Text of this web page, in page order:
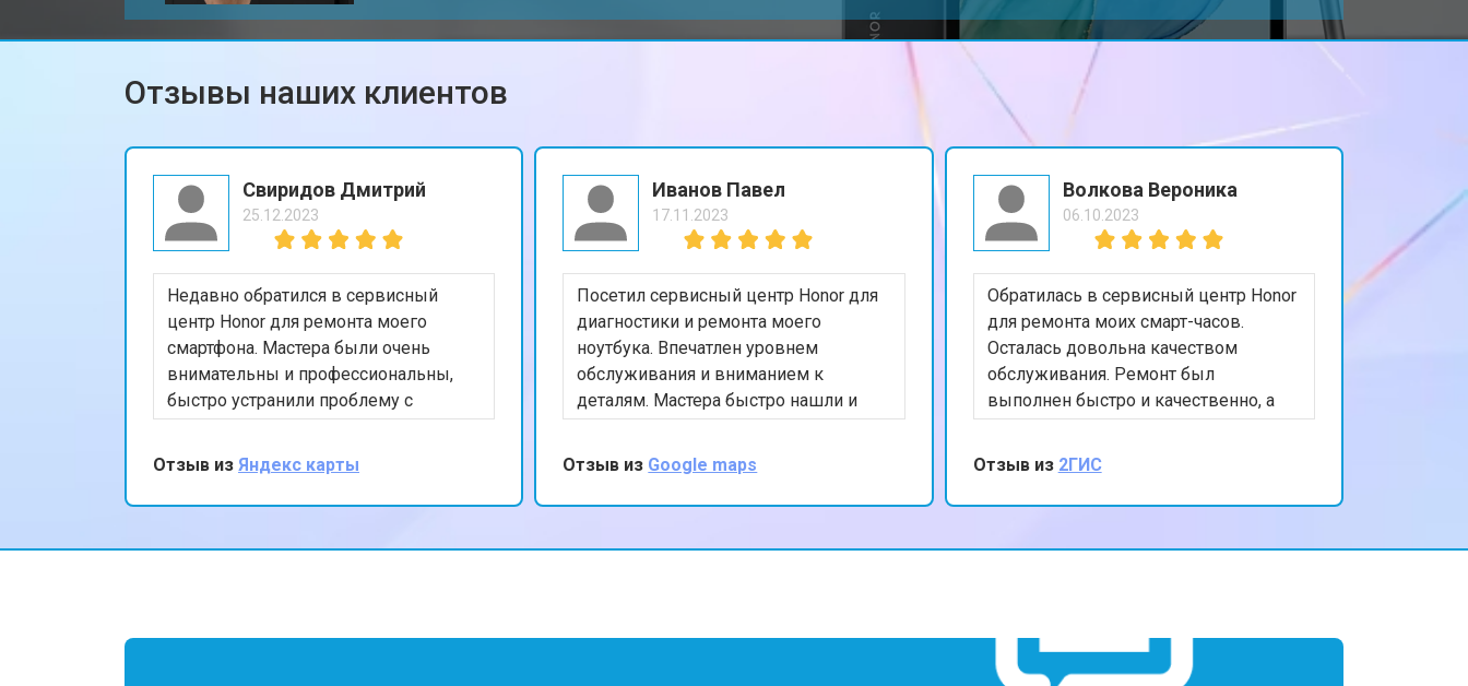
от 70 мин от 1750 ₽ Заказать
Отзывы наших клиентов
Свиридов Дмитрий
25.12.2023
Недавно обратился в сервисный
центр Honor для ремонта моего
смартфона. Мастера были очень
внимательны и профессиональны,
быстро устранили проблему с
экраном. Я впечатлён качеством
обслуживания и скоростью
выполнения работы. Мой телефон
теперь работает безупречно. Спасибо
Отзыв из Яндекс карты
Иванов Павел
17.11.2023
Посетил сервисный центр Honor для
диагностики и ремонта моего
ноутбука. Впечатлен уровнем
обслуживания и вниманием к
деталям. Мастера быстро нашли и
устранили проблему, а также
предоставили полезные советы по
уходу за устройством. Ценю ваш
профессионализм и рекомендую
Отзыв из Google maps
Волкова Вероника
06.10.2023
Обратилась в сервисный центр Honor
для ремонта моих смарт-часов.
Осталась довольна качеством
обслуживания. Ремонт был
выполнен быстро и качественно, а
персонал был очень вежлив и
отзывчив. Спасибо за вашу помощь и
внимание к клиентам!
Отзыв из 2ГИС